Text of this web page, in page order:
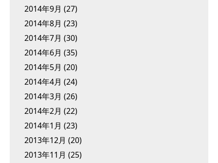
2014年9月 (27)
2014年8月 (23)
2014年7月 (30)
2014年6月 (35)
2014年5月 (20)
2014年4月 (24)
2014年3月 (26)
2014年2月 (22)
2014年1月 (23)
2013年12月 (20)
2013年11月 (25)